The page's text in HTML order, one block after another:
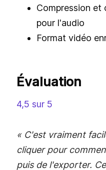
Compression et
pour l'audio
Format vidéo
Évaluation
4,5 sur 5
« C'est vraiment
cliquer pour
puis de l'exporter.